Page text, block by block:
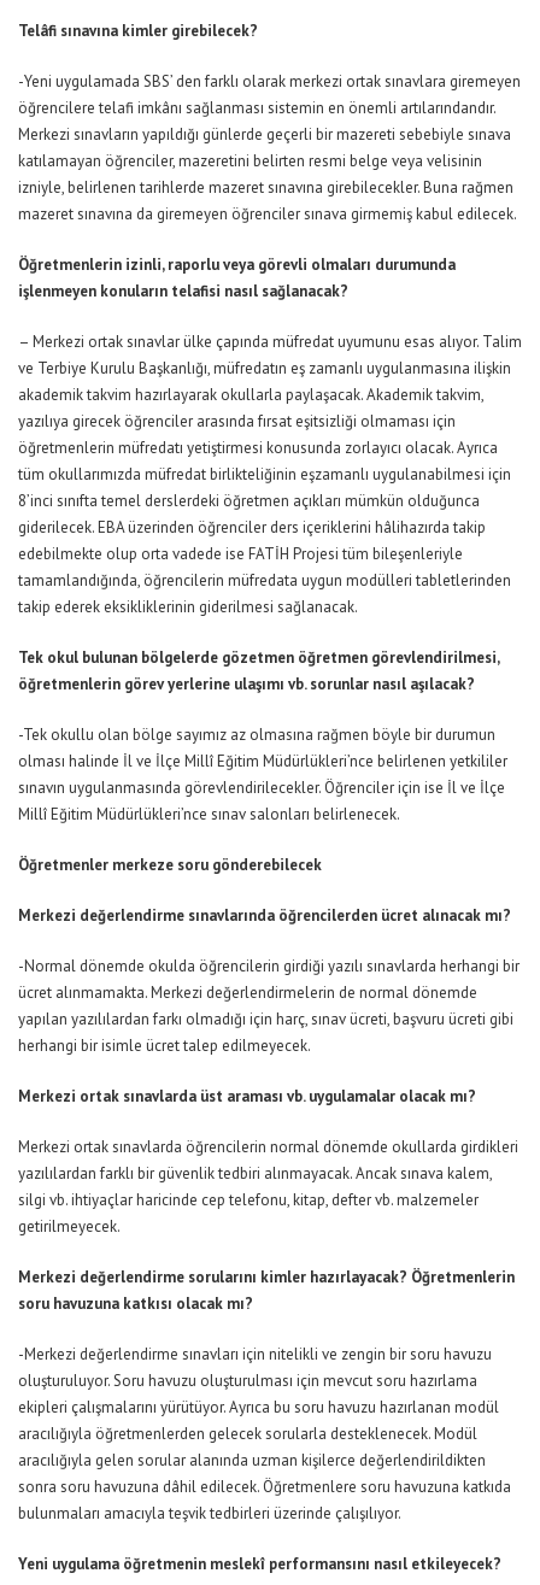
Telâfi sınavına kimler girebilecek?
-Yeni uygulamada SBS’ den farklı olarak merkezi ortak sınavlara giremeyen
öğrencilere telafi imkânı sağlanması sistemin en önemli artılarındandır.
Merkezi sınavların yapıldığı günlerde geçerli bir mazereti sebebiyle sınava
katılamayan öğrenciler, mazeretini belirten resmi belge veya velisinin
izniyle, belirlenen tarihlerde mazeret sınavına girebilecekler. Buna rağmen
mazeret sınavına da giremeyen öğrenciler sınava girmemiş kabul edilecek.
Öğretmenlerin izinli, raporlu veya görevli olmaları durumunda
işlenmeyen konuların telafisi nasıl sağlanacak?
– Merkezi ortak sınavlar ülke çapında müfredat uyumunu esas alıyor. Talim
ve Terbiye Kurulu Başkanlığı, müfredatın eş zamanlı uygulanmasına ilişkin
akademik takvim hazırlayarak okullarla paylaşacak. Akademik takvim,
yazılıya girecek öğrenciler arasında fırsat eşitsizliği olmaması için
öğretmenlerin müfredatı yetiştirmesi konusunda zorlayıcı olacak. Ayrıca
tüm okullarımızda müfredat birlikteliğinin eşzamanlı uygulanabilmesi için
8’inci sınıfta temel derslerdeki öğretmen açıkları mümkün olduğunca
giderilecek. EBA üzerinden öğrenciler ders içeriklerini hâlihazırda takip
edebilmekte olup orta vadede ise FATİH Projesi tüm bileşenleriyle
tamamlandığında, öğrencilerin müfredata uygun modülleri tabletlerinden
takip ederek eksikliklerinin giderilmesi sağlanacak.
Tek okul bulunan bölgelerde gözetmen öğretmen görevlendirilmesi,
öğretmenlerin görev yerlerine ulaşımı vb. sorunlar nasıl aşılacak?
-Tek okullu olan bölge sayımız az olmasına rağmen böyle bir durumun
olması halinde İl ve İlçe Millî Eğitim Müdürlükleri’nce belirlenen yetkililer
sınavın uygulanmasında görevlendirilecekler. Öğrenciler için ise İl ve İlçe
Millî Eğitim Müdürlükleri’nce sınav salonları belirlenecek.
Öğretmenler merkeze soru gönderebilecek
Merkezi değerlendirme sınavlarında öğrencilerden ücret alınacak mı?
-Normal dönemde okulda öğrencilerin girdiği yazılı sınavlarda herhangi bir
ücret alınmamakta. Merkezi değerlendirmelerin de normal dönemde
yapılan yazılılardan farkı olmadığı için harç, sınav ücreti, başvuru ücreti gibi
herhangi bir isimle ücret talep edilmeyecek.
Merkezi ortak sınavlarda üst araması vb. uygulamalar olacak mı?
Merkezi ortak sınavlarda öğrencilerin normal dönemde okullarda girdikleri
yazılılardan farklı bir güvenlik tedbiri alınmayacak. Ancak sınava kalem,
silgi vb. ihtiyaçlar haricinde cep telefonu, kitap, defter vb. malzemeler
getirilmeyecek.
Merkezi değerlendirme sorularını kimler hazırlayacak? Öğretmenlerin
soru havuzuna katkısı olacak mı?
-Merkezi değerlendirme sınavları için nitelikli ve zengin bir soru havuzu
oluşturuluyor. Soru havuzu oluşturulması için mevcut soru hazırlama
ekipleri çalışmalarını yürütüyor. Ayrıca bu soru havuzu hazırlanan modül
aracılığıyla öğretmenlerden gelecek sorularla desteklenecek. Modül
aracılığıyla gelen sorular alanında uzman kişilerce değerlendirildikten
sonra soru havuzuna dâhil edilecek. Öğretmenlere soru havuzuna katkıda
bulunmaları amacıyla teşvik tedbirleri üzerinde çalışılıyor.
Yeni uygulama öğretmenin meslekî performansını nasıl etkileyecek?